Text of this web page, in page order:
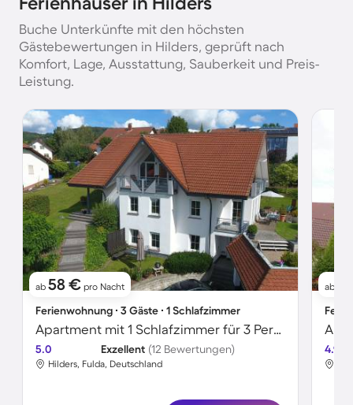
Buche Unterkünfte mit den höchsten
Gästebewertungen in Hilders, geprüft nach
Komfort, Lage, Ausstattung, Sauberkeit und Preis-
Leistung.
ab 58 € pro Nacht
Ferienwohnung ∙ 3 Gäste ∙ 1 Schlafzimmer
Apartment mit 1 Schlafzimmer für 3 Personen
5.0 Exzellent (12 Bewertungen)
Hilders, Fulda, Deutschland
ab
4.9